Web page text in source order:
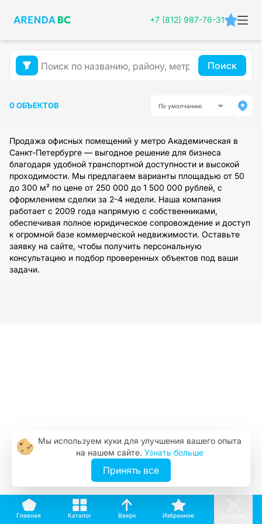
+7 (812) 987-76-31
Поиск
0 ОБЪЕКТОВ По умолчанию
Продажа офисных помещений у метро Академическая в
Санкт-Петербурге — выгодное решение для бизнеса
благодаря удобной транспортной доступности и высокой
проходимости. Мы предлагаем варианты площадью от 50
до 300 м² по цене от 250 000 до 1 500 000 рублей, с
оформлением сделки за 2-4 недели. Наша компания
работает с 2009 года напрямую с собственниками,
обеспечивая полное юридическое сопровождение и доступ
к огромной базе коммерческой недвижимости. Оставьте
заявку на сайте, чтобы получить персональную
консультацию и подбор проверенных объектов под ваши
задачи.
Главная Каталог Вверх Избранное
Мы используем куки для улучшения вашего опыта
на нашем сайте. Узнать больше
Принять все